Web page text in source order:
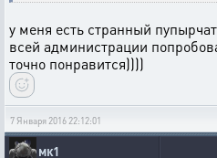
у меня есть странный
всей администрации
точно понравится))))
7 Января 2016 22:12:01
мк1